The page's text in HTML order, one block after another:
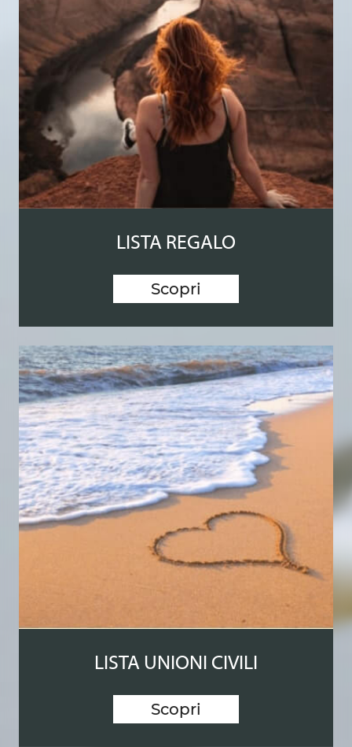
LISTA REGALO
Scopri
LISTA UNIONI CIVILI
Scopri